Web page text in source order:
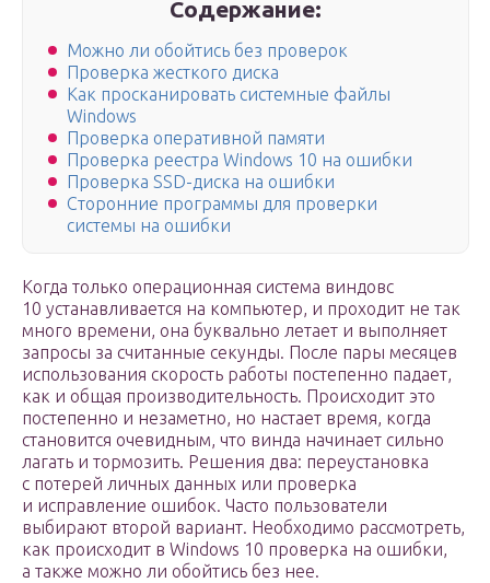
Содержание:
Можно ли обойтись без проверок
Проверка жесткого диска
Как просканировать системные файлы
Windows
Проверка оперативной памяти
Проверка реестра Windows 10 на ошибки
Проверка SSD-диска на ошибки
Сторонние программы для проверки
системы на ошибки
Когда только операционная система виндовс
10 устанавливается на компьютер, и проходит не так
много времени, она буквально летает и выполняет
запросы за считанные секунды. После пары месяцев
использования скорость работы постепенно падает,
как и общая производительность. Происходит это
постепенно и незаметно, но настает время, когда
становится очевидным, что винда начинает сильно
лагать и тормозить. Решения два: переустановка
с потерей личных данных или проверка
и исправление ошибок. Часто пользователи
выбирают второй вариант. Необходимо рассмотреть,
как происходит в Windows 10 проверка на ошибки,
а также можно ли обойтись без нее.